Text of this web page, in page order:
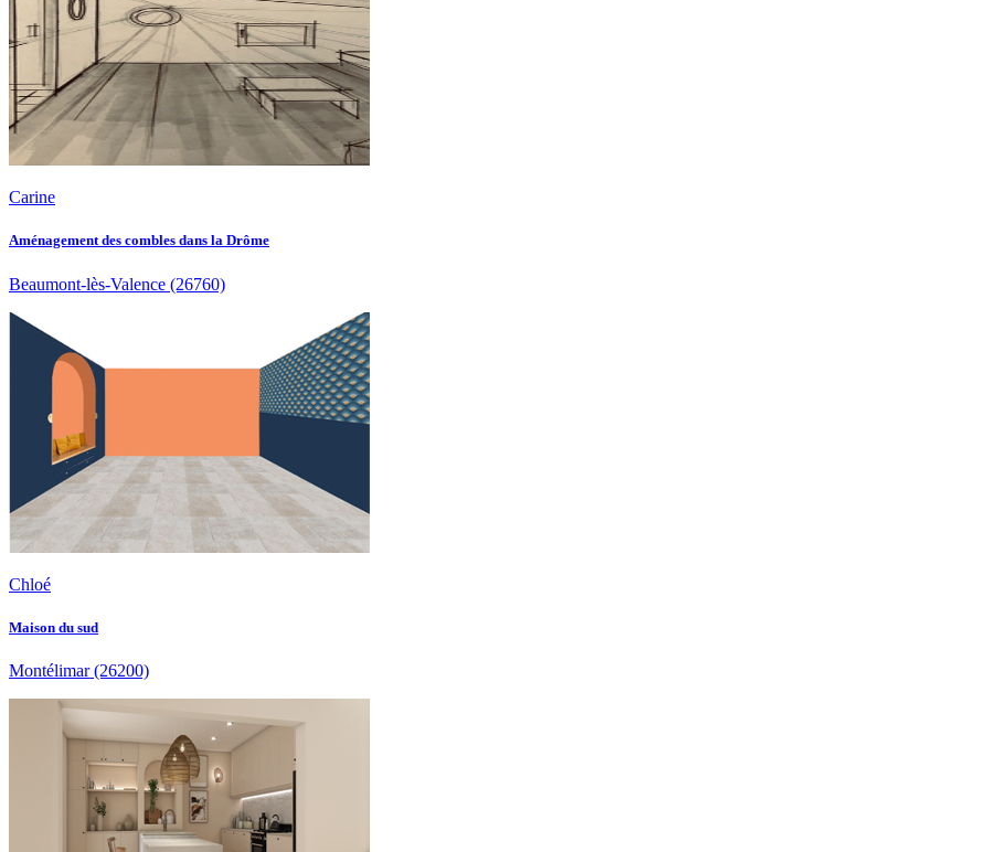
Carine
Aménagement des combles dans la Drôme
Beaumont-lès-Valence (26760)
Chloé
Maison du sud
Montélimar(26200)